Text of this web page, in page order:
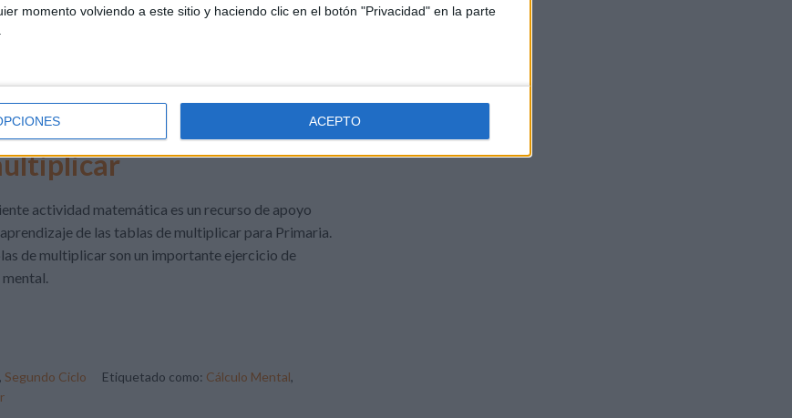
momento volviendo a este sitio y haciendo clic en el botón "Privacidad" en la parte
ACEPTO
actividad matemática es un recurso de apoyo
de las tablas de multiplicar para Primaria.
de multiplicar son un importante ejercicio de
, Segundo Ciclo Etiquetado como: Cálculo Mental,